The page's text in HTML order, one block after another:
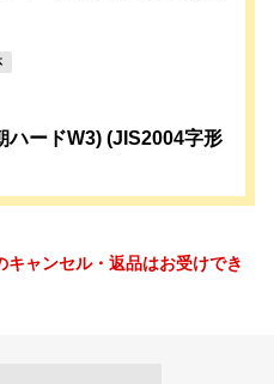
ハードW3) (JIS2004字形
キャンセル・返品はお受けでき